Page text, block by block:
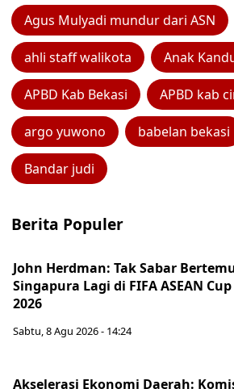
Agus Mulyadi mundur dari ASN
ahli staff walikota Anak
APBD Kab Bekasi APBD kab
argo yuwono babelan bekasi
Bandar judi
Berita Populer
John Herdman: Tak Sabar
Singapura Lagi di FIFA ASEAN Cup
2026
Sabtu, 8 Agu 2026 - 14:24
Akselerasi Ekonomi Daerah: